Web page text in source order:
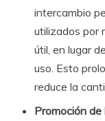
intercambio
utilizados por
útil, en lugar
uso. Esto
reduce la
Promoción de